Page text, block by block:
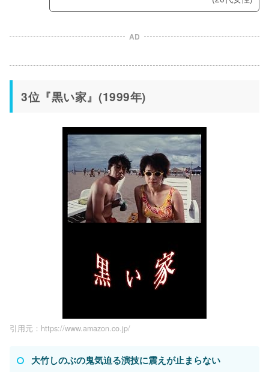
AD
3位『黒い家』(1999年)
引用元：https://www.amazon.co.jp/
大竹しのぶの鬼気迫る演技に震えが止まらない